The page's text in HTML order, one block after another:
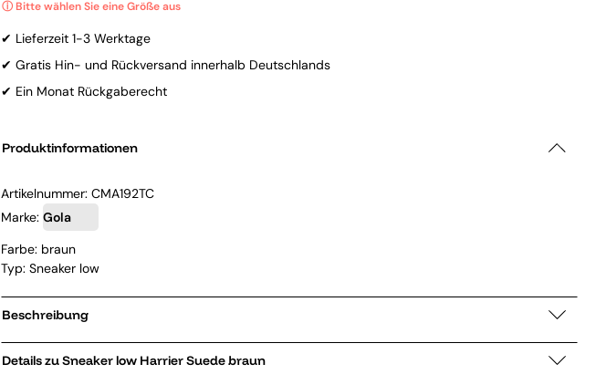
✔ Lieferzeit 1-3 Werktage
✔ Gratis Hin- und Rückversand innerhalb Deutschlands
✔ Ein Monat Rückgaberecht
Produktinformationen
Artikelnummer: CMA192TC
Marke: Gola
Farbe: braun
Typ: Sneaker low
Beschreibung
Details zu Sneaker low Harrier Suede braun